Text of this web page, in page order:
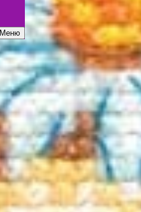
Меню